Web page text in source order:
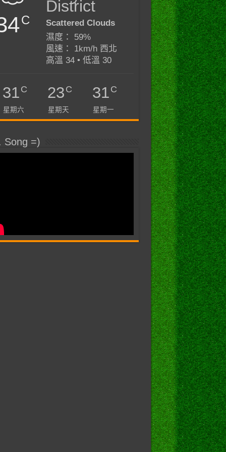
C
District
Scattered Clouds
濕度： 59%
風速： 1km/h 西北
高溫 34 • 低溫 30
31C
星期六
23C
星期天
31C
星期一
Song =)